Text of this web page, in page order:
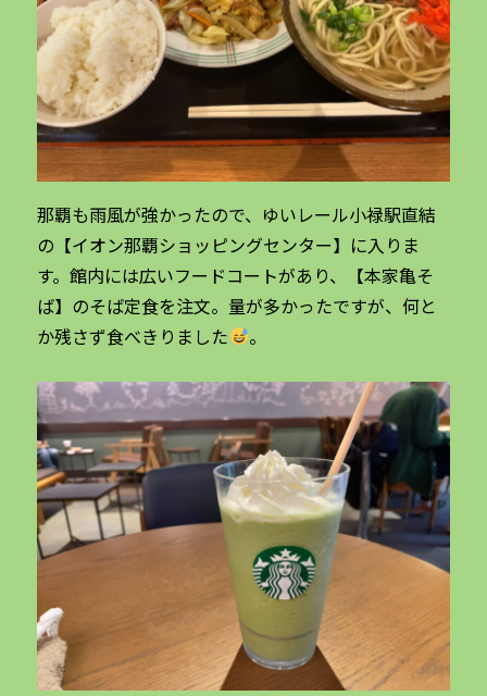
那覇も雨風が強かったので、ゆいレール小禄駅直結
の【イオン那覇ショッピングセンター】に入りま
す。館内には広いフードコートがあり、【本家亀そ
ば】のそば定食を注文。量が多かったですが、何と
か残さず食べきりました
。